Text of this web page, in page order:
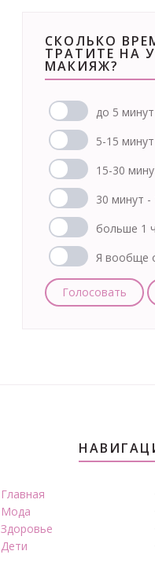
СКОЛЬКО
ТРАТИТЕ НА
МАКИЯЖ?
до 5 минут
5-15 минут
15-30
30 минут -
больше 1
Я вообще
Голосовать
Главная
Мода
Здоровье
Дети